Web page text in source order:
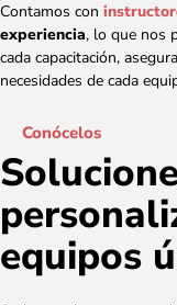
Contamos con
experiencia, lo que nos
cada capacitación,
necesidades de cada
Conócelos
equipos